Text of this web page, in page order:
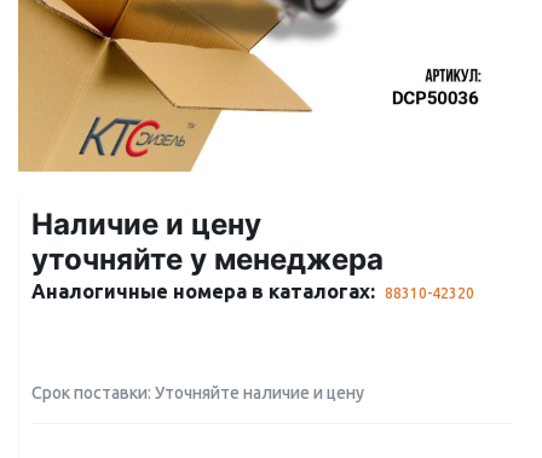
Наличие и цену
уточняйте у менеджера
Аналогичные номера в каталогах: 88310-42320
Срок поставки: Уточняйте наличие и цену